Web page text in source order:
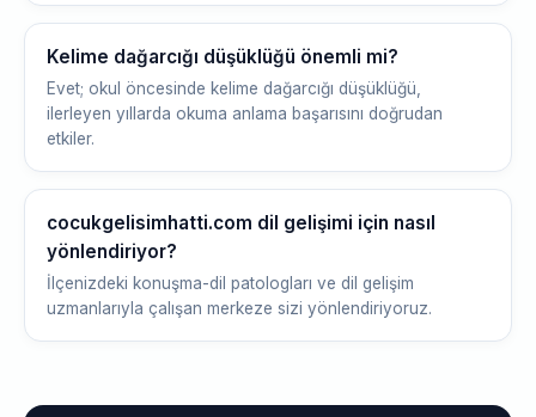
Kelime dağarcığı düşüklüğü önemli mi?
Evet; okul öncesinde kelime dağarcığı düşüklüğü,
ilerleyen yıllarda okuma anlama başarısını doğrudan
etkiler.
cocukgelisimhatti.com dil gelişimi için nasıl
yönlendiriyor?
İlçenizdeki konuşma-dil patologları ve dil gelişim
uzmanlarıyla çalışan merkeze sizi yönlendiriyoruz.